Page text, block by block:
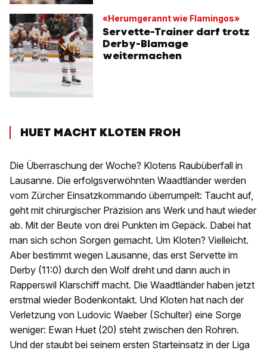
«Herumgerannt wie Flamingos»
Servette-Trainer darf trotz
Derby-Blamage
weitermachen
HUET MACHT KLOTEN FROH
Die Überraschung der Woche? Klotens Raubüberfall in
Lausanne. Die erfolgsverwöhnten Waadtländer werden
vom Zürcher Einsatzkommando überrumpelt: Taucht auf,
geht mit chirurgischer Präzision ans Werk und haut wieder
ab. Mit der Beute von drei Punkten im Gepäck. Dabei hat
man sich schon Sorgen gemacht. Um Kloten? Vielleicht.
Aber bestimmt wegen Lausanne, das erst Servette im
Derby (11:0) durch den Wolf dreht und dann auch in
Rapperswil Klarschiff macht. Die Waadtländer haben jetzt
erstmal wieder Bodenkontakt. Und Kloten hat nach der
Verletzung von Ludovic Waeber (Schulter) eine Sorge
weniger: Ewan Huet (20) steht zwischen den Rohren.
Und der staubt bei seinem ersten Starteinsatz in der Liga